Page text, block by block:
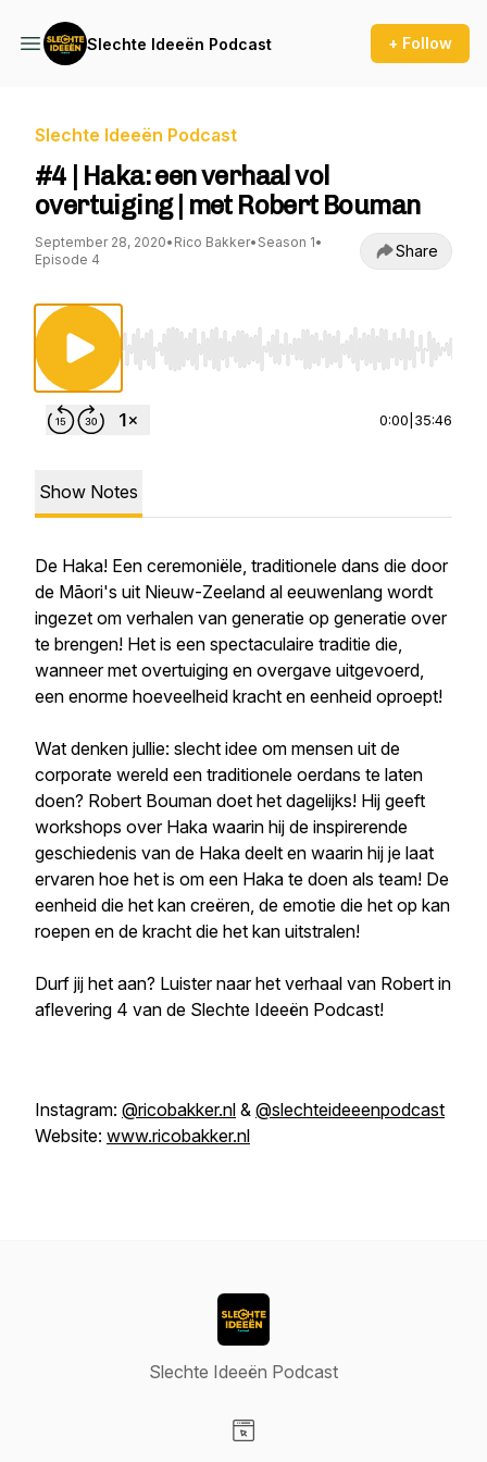
Slechte Ideeën Podcast + Follow
Slechte Ideeën Podcast
#4 | Haka: een verhaal vol
overtuiging | met Robert Bouman
September 28, 2020• Rico Bakker• Season 1•
Episode 4
Share
Use Left/Right to seek, Home/End to jump to
0:00 35:46
Show Notes
De Haka! Een ceremoniële, traditionele dans die door
de Māori's uit Nieuw-Zeeland al eeuwenlang wordt
ingezet om verhalen van generatie op generatie over
te brengen! Het is een spectaculaire traditie die,
wanneer met overtuiging en overgave uitgevoerd,
een enorme hoeveelheid kracht en eenheid oproept!
Wat denken jullie: slecht idee om mensen uit de
corporate wereld een traditionele oerdans te laten
doen? Robert Bouman doet het dagelijks! Hij geeft
workshops over Haka waarin hij de inspirerende
geschiedenis van de Haka deelt en waarin hij je laat
ervaren hoe het is om een Haka te doen als team! De
eenheid die het kan creëren, de emotie die het op kan
roepen en de kracht die het kan uitstralen!
Durf jij het aan? Luister naar het verhaal van Robert in
aflevering 4 van de Slechte Ideeën Podcast!
Instagram: @ricobakker.nl & @slechteideeenpodcast
Website: www.ricobakker.nl
Slechte Ideeën Podcast